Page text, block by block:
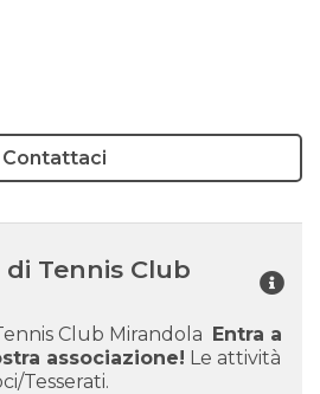
Contattaci
Tennis Club
Club Mirandola Entra a
associazione! Le attività
Tesserati.